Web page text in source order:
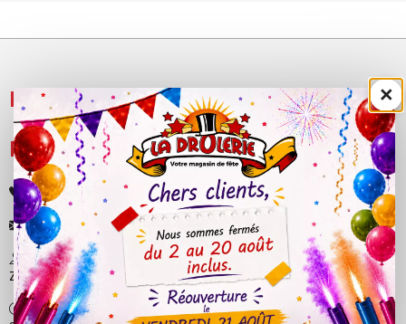
NOS PRODUITS 
LÉGAL 
+33 (0)4 50 40 81 00
contact@ladrolerie.fr
38 Rue de la Maladière
Z.A de la maladiere 01210 Ornex
Ma-Ve : 9h30 - 12h30 | 14h30 - 19h00
×